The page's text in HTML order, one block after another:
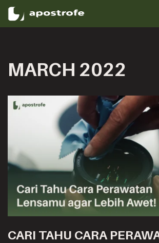
Skip
MARCH 2022
CARI TAHU CARA